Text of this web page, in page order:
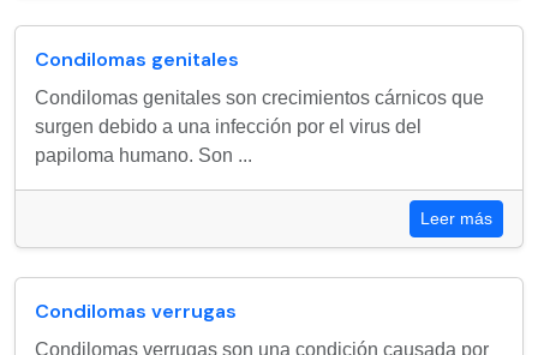
Condilomas genitales
Condilomas genitales son crecimientos cárnicos que
surgen debido a una infección por el virus del
papiloma humano. Son ...
Leer más
Condilomas verrugas
Condilomas verrugas son una condición causada por